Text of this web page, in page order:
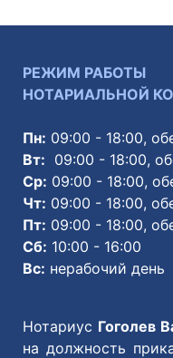
РЕЖИМ РАБОТЫ
НОТАРИАЛЬНОЙ
Пн: 09:00 - 18:00,
Вт: 09:00 - 18:00,
Ср: 09:00 - 18:00,
Чт: 09:00 - 18:00,
Пт: 09:00 - 18:00,
Сб: 10:00 - 16:00
Вс: нерабочий день
Нотариус Гоголев
на должность